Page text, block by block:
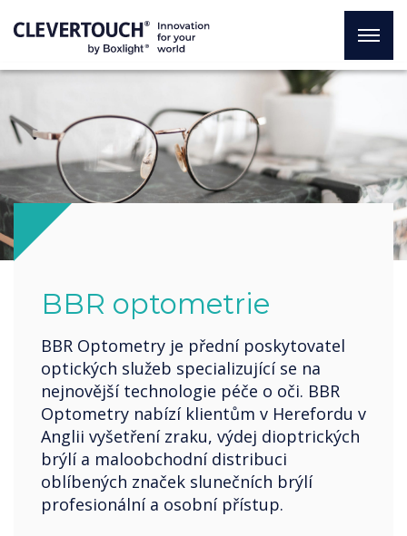
BBR optometrie
BBR Optometry je přední poskytovatel
optických služeb specializující se na
nejnovější technologie péče o oči. BBR
Optometry nabízí klientům v Herefordu v
Anglii vyšetření zraku, výdej dioptrických
brýlí a maloobchodní distribuci
oblíbených značek slunečních brýlí
profesionální a osobní přístup.